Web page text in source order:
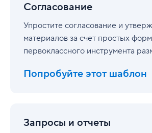
Согласование
Упростите согласование и
материалов за счет простых
первоклассного инструмента
Попробуйте этот шаблон
Запросы и отчеты